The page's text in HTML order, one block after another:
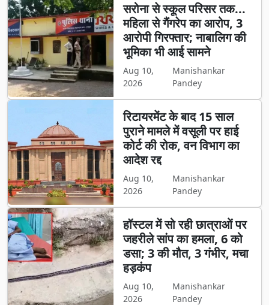
सरोना से स्कूल परिसर तक...
महिला से गैंगरेप का आरोप, 3
आरोपी गिरफ्तार; नाबालिग की
भूमिका भी आई सामने
Aug 10,
2026
Manishankar
Pandey
रिटायरमेंट के बाद 15 साल
पुराने मामले में वसूली पर हाई
कोर्ट की रोक, वन विभाग का
आदेश रद्द
Aug 10,
2026
Manishankar
Pandey
हॉस्टल में सो रही छात्राओं पर
जहरीले सांप का हमला, 6 को
डसा; 3 की मौत, 3 गंभीर, मचा
हड़कंप
Aug 10,
2026
Manishankar
Pandey